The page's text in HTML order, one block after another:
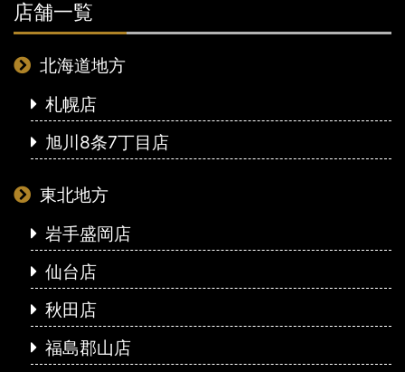
店舗一覧
北海道地方
札幌店
旭川8条7丁目店
東北地方
岩手盛岡店
仙台店
秋田店
福島郡山店